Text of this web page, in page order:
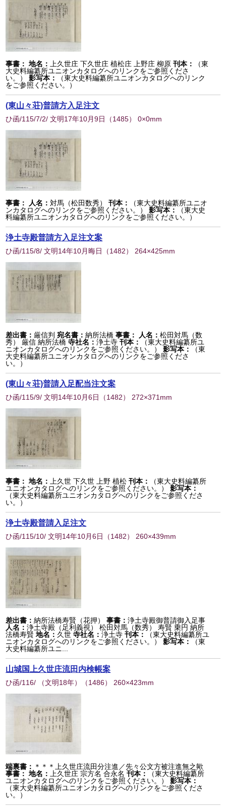
事書： 地名： 上久世庄 下久世庄 植松庄 上野庄 柳原 刊本：
（東
大史料編纂所ユニオンカタログへのリンクをご参照くださ
い。）
影写本：
（東大史料編纂所ユニオンカタログへのリンク
をご参照ください。）
(東山々荘)普請方入足注文
ひ函/115/7/2/ 文明17年10月9日 （1485） 0×0mm
事書： 人名：対馬（松田数秀） 刊本：
（東大史料編纂所ユニオ
ンカタログへのリンクをご参照ください。）
影写本：
（東大史
料編纂所ユニオンカタログへのリンクをご参照ください。）
浄土寺殿普請方入足注文案
ひ函/115/8/ 文明14年10月晦日 （1482） 264×425mm
差出書： 厳信判 宛名書：納所法橋 事書： 人名：松田対馬（数
秀） 厳信 納所法橋 寺社名：浄土寺 刊本：
（東大史料編纂所ユ
ニオンカタログへのリンクをご参照ください。）
影写本：
（東
大史料編纂所ユニオンカタログへのリンクをご参照くださ
い。）
(東山々荘)普請入足配当注文案
ひ函/115/9/ 文明14年10月6日 （1482） 272×371mm
事書： 地名： 上久世 下久世 上野 植松 刊本：
（東大史料編纂所
ユニオンカタログへのリンクをご参照ください。）
影写本：
（東大史料編纂所ユニオンカタログへのリンクをご参照くださ
い。）
浄土寺殿普請入足注文
ひ函/115/10/ 文明14年10月6日 （1482） 260×439mm
差出書：納所法橋寿賢（花押） 事書：浄土寺殿御普請御入足事
人名：浄土寺殿（足利義視） 松田対馬（数秀） 寿賢 乗円 納所
法橋寿賢 地名： 久世 寺社名：浄土寺 刊本：
（東大史料編纂所ユ
ニオンカタログへのリンクをご参照ください。）
影写本：
（東
大史料編纂所ユニ...
山城国上久世庄流田内検帳案
ひ函/116/ （文明18年） （1486） 260×423mm
端裏書： ＊＊＊上久世庄流田分注進／先々公文方被注進無之歟
事書： 地名： 上久世庄 宗方名 合永名 刊本：
（東大史料編纂所
ユニオンカタログへのリンクをご参照ください。）
影写本：
（東大史料編纂所ユニオンカタログへのリンクをご参照くださ
い。）